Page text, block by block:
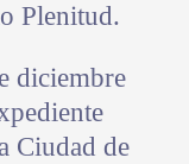
Plenitud.
diciembre
Ciudad de